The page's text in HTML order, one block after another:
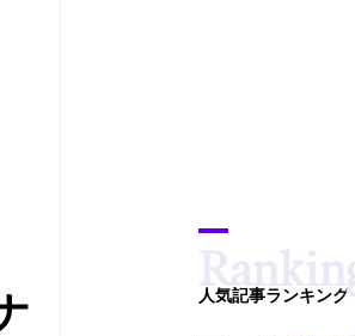
人気記事ランキング